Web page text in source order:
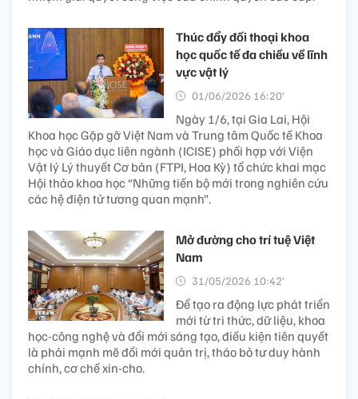
Thúc đẩy đối thoại khoa
học quốc tế đa chiều về lĩnh
vực vật lý
01/06/2026 16:20’
Ngày 1/6, tại Gia Lai, Hội
Khoa học Gặp gỡ Việt Nam và Trung tâm Quốc tế Khoa
học và Giáo dục liên ngành (ICISE) phối hợp với Viện
Vật lý Lý thuyết Cơ bản (FTPI, Hoa Kỳ) tổ chức khai mạc
Hội thảo khoa học “Những tiến bộ mới trong nghiên cứu
các hệ điện tử tương quan mạnh”.
Mở đường cho trí tuệ Việt
Nam
31/05/2026 10:42’
Để tạo ra động lực phát triển
mới từ tri thức, dữ liệu, khoa
học-công nghệ và đổi mới sáng tạo, điều kiện tiên quyết
là phải mạnh mẽ đổi mới quản trị, tháo bỏ tư duy hành
chính, cơ chế xin-cho.